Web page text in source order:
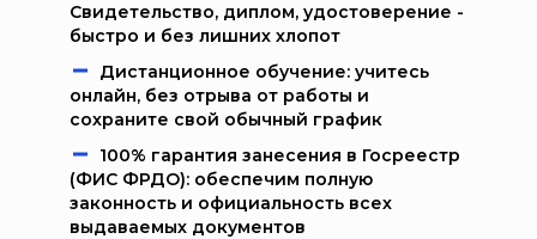
Свидетельство, диплом, удостоверение -
быстро и без лишних хлопот
Дистанционное обучение: учитесь
онлайн, без отрыва от работы и
сохраните свой обычный график
100% гарантия занесения в Госреестр
(ФИС ФРДО): обеспечим полную
законность и официальность всех
выдаваемых документов